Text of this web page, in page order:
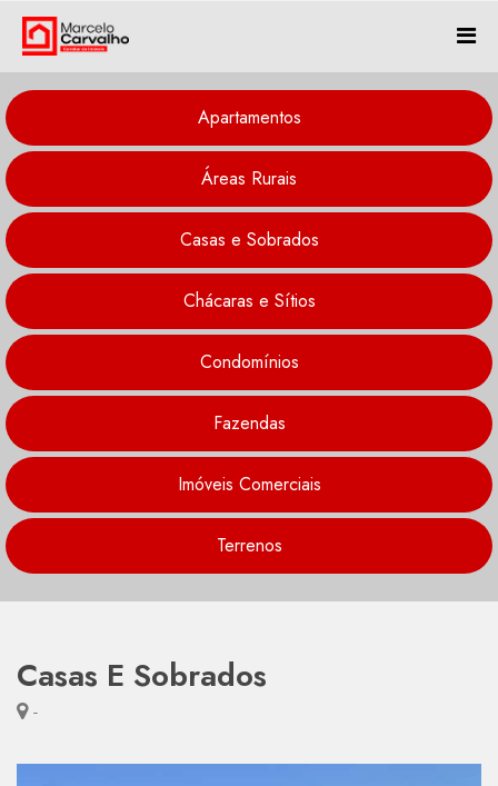
Apartamentos
Áreas Rurais
Casas e Sobrados
Chácaras e Sítios
Condomínios
Fazendas
Imóveis Comerciais
Terrenos
Casas E Sobrados
-